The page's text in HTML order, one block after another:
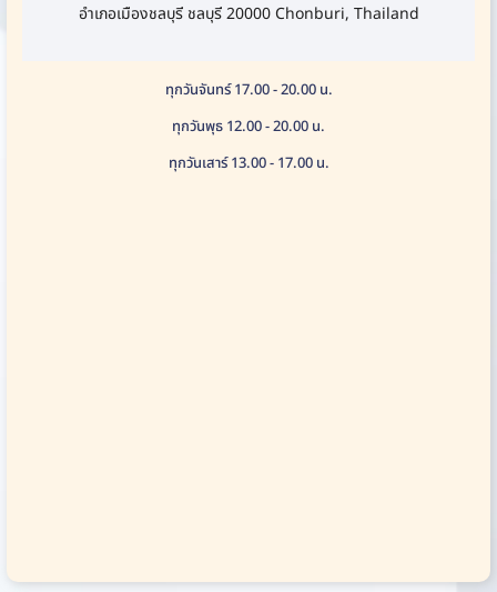
อำเภอเมืองชลบุรี ชลบุรี 20000 Chonburi, Thailand
ทุกวันจันทร์ 17.00 - 20.00 น.
ทุกวันพุธ 12.00 - 20.00 น.
ทุกวันเสาร์ 13.00 - 17.00 น.